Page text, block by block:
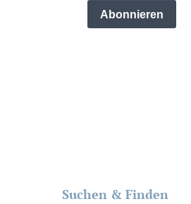
Suchen & Finden